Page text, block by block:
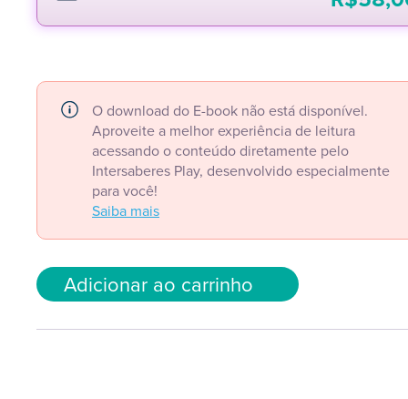
O download do E-book não está disponível.
Aproveite a melhor experiência de leitura
acessando o conteúdo diretamente pelo
Intersaberes Play, desenvolvido especialmente
para você!
Saiba mais
Adicionar ao carrinho